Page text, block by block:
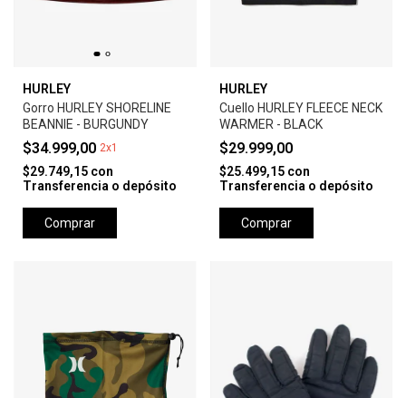
HURLEY
Gorro HURLEY SHORELINE
BEANNIE - BURGUNDY
$34.999,00 2x1
$29.749,15 con
Transferencia o depósito
Comprar
HURLEY
Cuello HURLEY FLEECE NECK
WARMER - BLACK
$29.999,00
$25.499,15 con
Transferencia o depósito
Comprar